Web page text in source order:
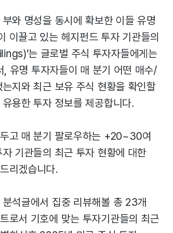
와 명성을 동시에 확보한 이들 유명
이끌고 있는 헤지펀드 투자 기관들의
는 글로벌 주식 투자자들에게는
, 유명 투자자들이 매 분기 어떤 매수/
지와 최근 보유 주식 현황을 확인할
용한 투자 정보를 제공합니다.
고 매 분기 팔로우하는 +20~30여
기관들의 최근 투자 현황에 대한
리겠습니다.
석글에서 집중 리뷰해볼 총 23개
로서 기호에 맞는 투자기관들의 최근